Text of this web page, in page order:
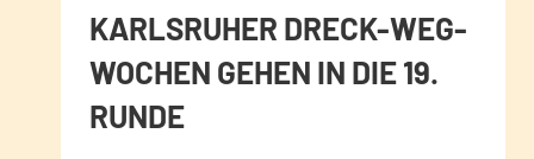
KARLSRUHER DRECK-WEG-
WOCHEN GEHEN IN DIE 19.
RUNDE